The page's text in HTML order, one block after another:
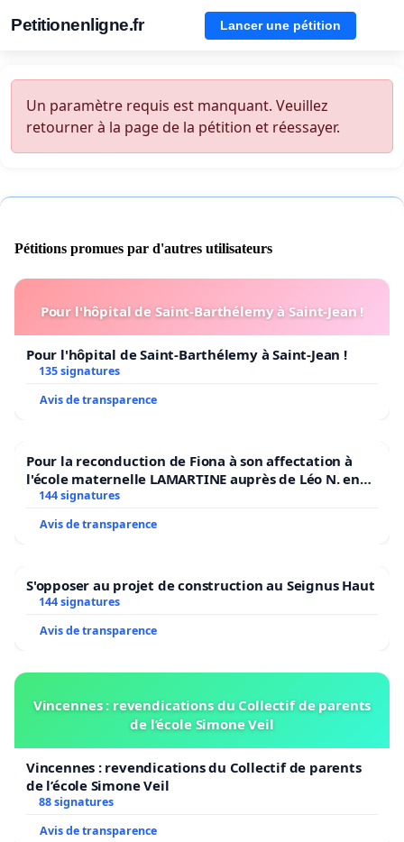
Petitionenligne.fr Lancer une pétition
Un paramètre requis est manquant. Veuillez
retourner à la page de la pétition et réessayer.
Pétitions promues par d'autres utilisateurs
Pour l'hôpital de Saint-Barthélemy à Saint-Jean !
Pour l'hôpital de Saint-Barthélemy à Saint-Jean !
135 signatures
Avis de transparence
Pour la reconduction de Fiona à son affectation à
l'école maternelle LAMARTINE auprès de Léo N. en
2026/2027
144 signatures
Avis de transparence
S'opposer au projet de construction au Seignus Haut
144 signatures
Avis de transparence
Vincennes : revendications du Collectif de parents
de l’école Simone Veil
Vincennes : revendications du Collectif de parents
de l’école Simone Veil
88 signatures
Avis de transparence